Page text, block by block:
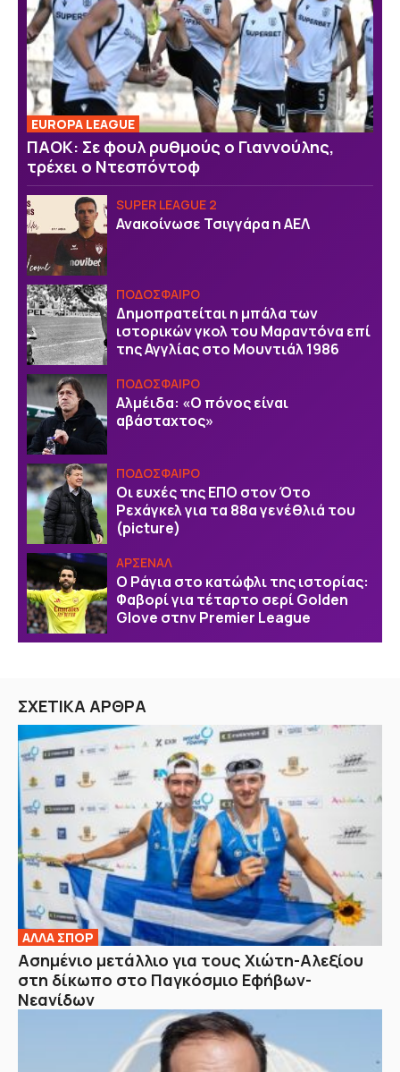
EUROPA LEAGUE
ΠΑΟΚ: Σε φουλ ρυθμούς ο Γιαννούλης,
τρέχει ο Ντεσπόντοφ
SUPER LEAGUE 2
Ανακοίνωσε Τσιγγάρα η ΑΕΛ
ΠΟΔΟΣΦΑΙΡΟ
Δημοπρατείται η μπάλα των
ιστορικών γκολ του Μαραντόνα επί
της Αγγλίας στο Μουντιάλ 1986
ΠΟΔΟΣΦΑΙΡΟ
Αλμέιδα: «Ο πόνος είναι
αβάσταχτος»
ΠΟΔΟΣΦΑΙΡΟ
Οι ευχές της EΠΟ στον Ότο
Ρεχάγκελ για τα 88α γενέθλιά του
(picture)
ΑΡΣΕΝΑΛ
Ο Ράγια στο κατώφλι της ιστορίας:
Φαβορί για τέταρτο σερί Golden
Glove στην Premier League
ΣΧΕΤΙΚΑ ΑΡΘΡΑ
ΑΛΛΑ ΣΠΟΡ
Ασημένιο μετάλλιο για τους Χιώτη-Αλεξίου
στη δίκωπο στο Παγκόσμιο Εφήβων-
Νεανίδων